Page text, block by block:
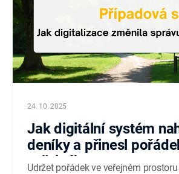
24. 10. 2025
Jak digitální systém
deníky a přinesl
veřejného prostoru
Udržet pořádek ve veřejném